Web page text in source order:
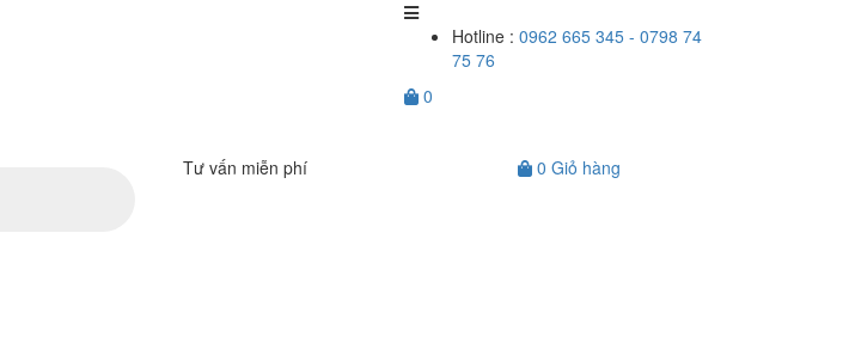
Hotline : 0962 665 345 - 0798 74
75 76
0
Tư vấn miễn phí 0 Giỏ hàng